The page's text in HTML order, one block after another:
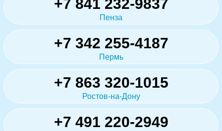
+7 841 232-9837
Пенза
+7 342 255-4187
Пермь
+7 863 320-1015
Ростов-на-Дону
+7 491 220-2949